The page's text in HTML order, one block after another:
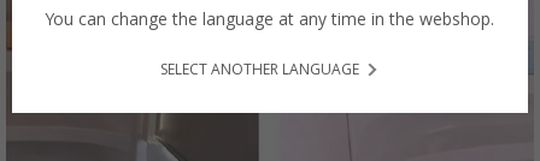
You can change the language at any time in the webshop.
SELECT ANOTHER LANGUAGE